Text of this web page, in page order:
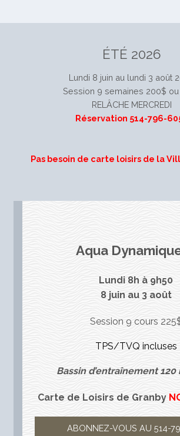
ÉTÉ 2026
Lundi 8 juin au lundi 3 août
Session 9 semaines 200$ ou
RELÂCHE MERCREDI
Réservation 514-796-
Pas besoin de carte loisirs de la
Aqua
Lundi 8h à 9h50
8 juin au 3 août
Session 9 cours
TPS/TVQ incluses
Bassin d’entraînement
Carte de Loisirs de Granby
ABONNEZ-VOUS AU 514-